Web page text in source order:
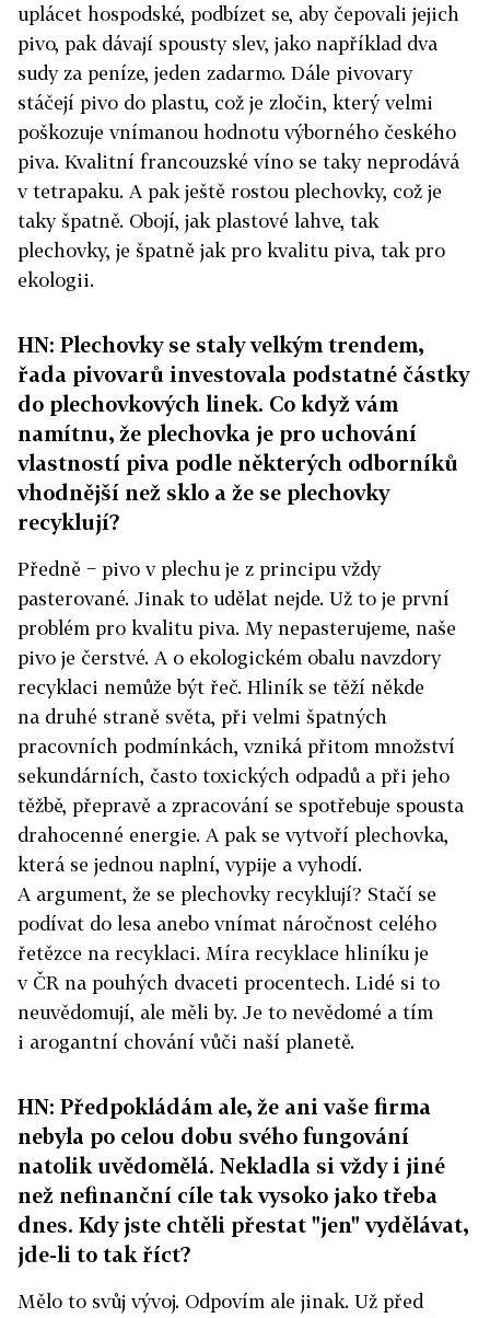
uplácet hospodské, podbízet se, aby čepovali jejich
pivo, pak dávají spousty slev, jako například dva
sudy za peníze, jeden zadarmo. Dále pivovary
stáčejí pivo do plastu, což je zločin, který velmi
poškozuje vnímanou hodnotu výborného českého
piva. Kvalitní francouzské víno se taky neprodává
v tetrapaku. A pak ještě rostou plechovky, což je
taky špatně. Obojí, jak plastové lahve, tak
plechovky, je špatně jak pro kvalitu piva, tak pro
ekologii.
HN: Plechovky se staly velkým trendem,
řada pivovarů investovala podstatné částky
do plechovkových linek. Co když vám
namítnu, že plechovka je pro uchování
vlastností piva podle některých odborníků
vhodnější než sklo a že se plechovky
recyklují?
Předně − pivo v plechu je z principu vždy
pasterované. Jinak to udělat nejde. Už to je první
problém pro kvalitu piva. My nepasterujeme, naše
pivo je čerstvé. A o ekologickém obalu navzdory
recyklaci nemůže být řeč. Hliník se těží někde
na druhé straně světa, při velmi špatných
pracovních podmínkách, vzniká přitom množství
sekundárních, často toxických odpadů a při jeho
těžbě, přepravě a zpracování se spotřebuje spousta
drahocenné energie. A pak se vytvoří plechovka,
která se jednou naplní, vypije a vyhodí.
A argument, že se plechovky recyklují? Stačí se
podívat do lesa anebo vnímat náročnost celého
řetězce na recyklaci. Míra recyklace hliníku je
v ČR na pouhých dvaceti procentech. Lidé si to
neuvědomují, ale měli by. Je to nevědomé a tím
i arogantní chování vůči naší planetě.
HN: Předpokládám ale, že ani vaše firma
nebyla po celou dobu svého fungování
natolik uvědomělá. Nekladla si vždy i jiné
než nefinanční cíle tak vysoko jako třeba
dnes. Kdy jste chtěli přestat "jen" vydělávat,
jde-li to tak říct?
Mělo to svůj vývoj. Odpovím ale jinak. Už před